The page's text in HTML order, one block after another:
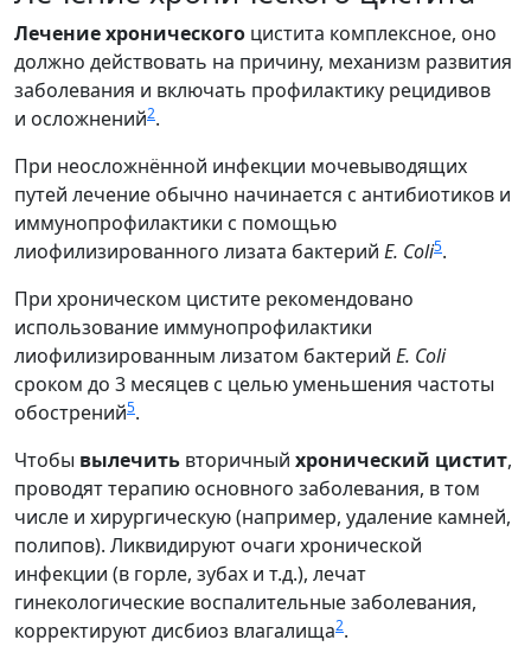
Лечение хронического цистита комплексное, оно
должно действовать на причину, механизм развития
заболевания и включать профилактику рецидивов
и осложнений2.
При неосложнённой инфекции мочевыводящих
путей лечение обычно начинается с антибиотиков и
иммунопрофилактики с помощью
лиофилизированного лизата бактерий E. Coli5.
При хроническом цистите рекомендовано
использование иммунопрофилактики
лиофилизированным лизатом бактерий E. Coli
сроком до 3 месяцев с целью уменьшения частоты
обострений5.
Чтобы вылечить вторичный хронический цистит,
проводят терапию основного заболевания, в том
числе и хирургическую (например, удаление камней,
полипов). Ликвидируют очаги хронической
инфекции (в горле, зубах и т.д.), лечат
гинекологические воспалительные заболевания,
корректируют дисбиоз влагалища2.